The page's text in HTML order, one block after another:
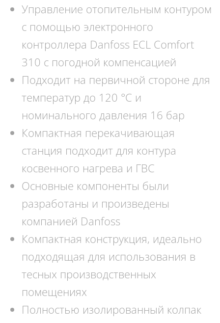
Управление отопительным контуром
с помощью электронного
контроллера Danfoss ECL Comfort
310 с погодной компенсацией
Подходит на первичной стороне для
температур до 120 °C и
номинального давления 16 бар
Компактная перекачивающая
станция подходит для контура
косвенного нагрева и ГВС
Основные компоненты были
разработаны и произведены
компанией Danfoss
Компактная конструкция, идеально
подходящая для использования в
тесных производственных
помещениях
Полностью изолированный колпак